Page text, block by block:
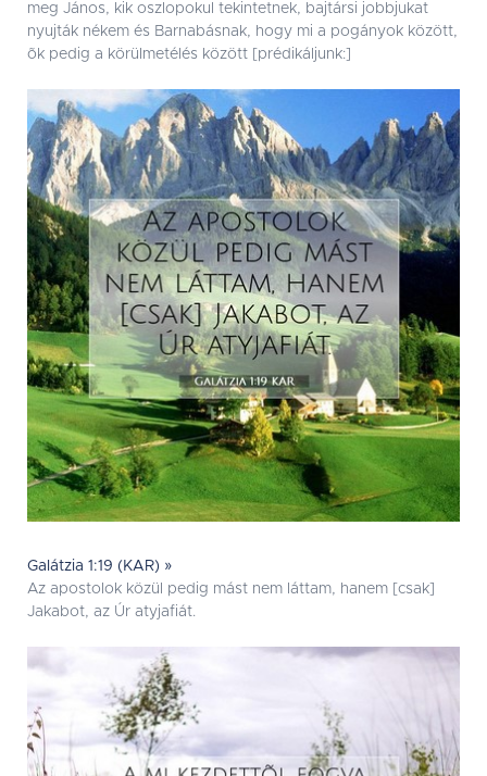
meg János, kik oszlopokul tekintetnek, bajtársi jobbjukat
nyujták nékem és Barnabásnak, hogy mi a pogányok között,
õk pedig a körülmetélés között [prédikáljunk:]
Galátzia 1:19 (KAR) »
Az apostolok közül pedig mást nem láttam, hanem [csak]
Jakabot, az Úr atyjafiát.